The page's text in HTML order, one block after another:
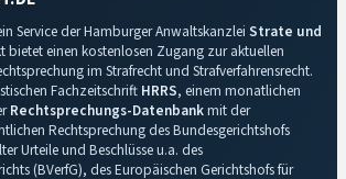
Service der Hamburger Anwaltskanzlei Strate und
bietet einen kostenlosen Zugang zur aktuellen
im Strafrecht und Strafverfahrensrecht.
Fachzeitschrift HRRS, einem monatlichen
Rechtsprechungs-Datenbankmit der
Rechtsprechung des Bundesgerichtshofs
Urteile und Beschlüsse u.a. des
(BVerfG), des Europäischen Gerichtshofs für